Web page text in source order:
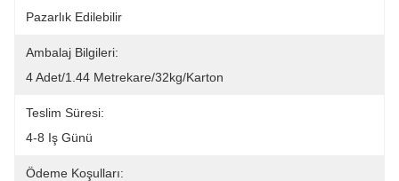
Pazarlık Edilebilir
Ambalaj Bilgileri:
4 Adet/1.44 Metrekare/32kg/karton
Teslim Süresi:
4-8 Iş Günü
Ödeme Koşulları: